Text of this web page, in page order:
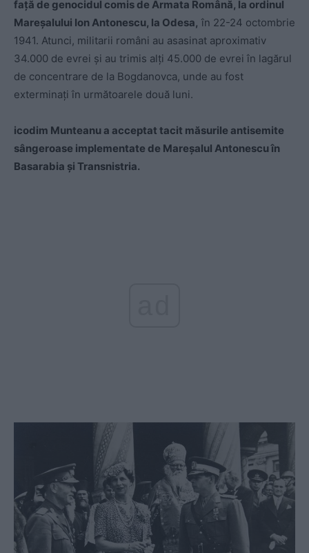
față de genocidul comis de Armata Română, la ordinul
Mareșalului Ion Antonescu, la Odesa, în 22-24 octombrie
1941. Atunci, militarii români au asasinat aproximativ
34.000 de evrei și au trimis alți 45.000 de evrei în lagărul
de concentrare de la Bogdanovca, unde au fost
exterminați în următoarele două luni.
icodim Munteanu a acceptat tacit măsurile antisemite
sângeroase implementate de Mareșalul Antonescu în
Basarabia și Transnistria.